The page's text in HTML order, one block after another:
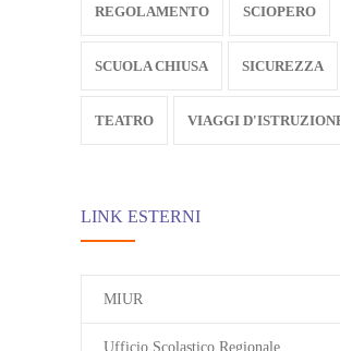
REGOLAMENTO SCIOPERO
SCUOLA CHIUSA SICUREZZA
TEATRO VIAGGI
LINK ESTERNI
MIUR
Ufficio Scolastico Regionale